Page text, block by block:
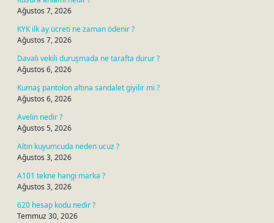
Ağustos 7, 2026
KYK ilk ay ücreti ne zaman ödenir ?
Ağustos 7, 2026
Davalı vekili duruşmada ne tarafta durur ?
Ağustos 6, 2026
Kumaş pantolon altına sandalet giyilir mi ?
Ağustos 6, 2026
Avelin nedir ?
Ağustos 5, 2026
Altın kuyumcuda neden ucuz ?
Ağustos 3, 2026
A101 tekne hangi marka ?
Ağustos 3, 2026
620 hesap kodu nedir ?
Temmuz 30, 2026